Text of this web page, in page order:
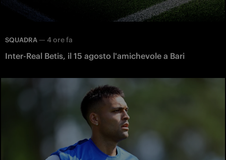
SQUADRA — 4 ore fa
Inter-Real Betis, il 15 agosto l'amichevole a Bari